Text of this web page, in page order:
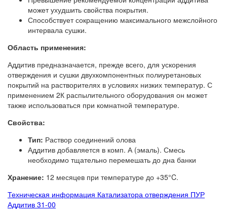
может ухудшить свойства покрытия.
Способствует сокращению максимального межслойного
интервала сушки.
Область применения:
Аддитив предназначается, прежде всего, для ускорения
отверждения и сушки двухкомпонентных полиуретановых
покрытий на растворителях в условиях низких температур. С
применением 2К распылительного оборудования он может
также использоваться при комнатной температуре.
Свойства:
Тип: Раствор соединений олова
Аддитив добавляется в комп. А (эмаль). Смесь
необходимо тщательно перемешать до дна банки
Хранение: 12 месяцев при температуре до +35°C.
Техническая информация Катализатора отверждения ПУР
Аддитив 31-00